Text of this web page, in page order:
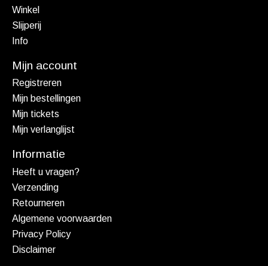
Winkel
Slijperij
Info
Mijn account
Registreren
Mijn bestellingen
Mijn tickets
Mijn verlanglijst
Informatie
Heeft u vragen?
Verzending
Retourneren
Algemene voorwaarden
Privacy Policy
Disclaimer